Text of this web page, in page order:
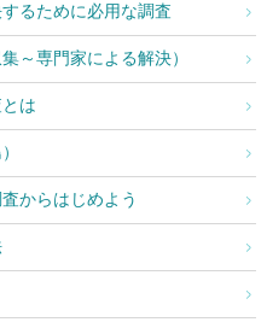
るために必用な調査
～専門家による解決）
は
からはじめよう